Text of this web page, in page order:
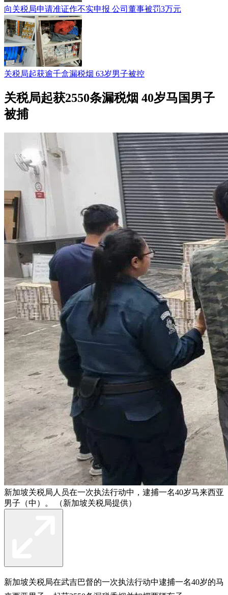
向关税局申请准证作不实申报 公司董事被罚3万元
关税局起获逾千盒漏税烟 63岁男子被控
关税局起获2550条漏税烟 40岁马国男子
被捕
新加坡关税局人员在一次执法行动中，逮捕一名40岁马来西亚
男子（中）。 （新加坡关税局提供）
新加坡关税局在武吉巴督的一次执法行动中逮捕一名40岁的马